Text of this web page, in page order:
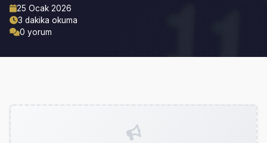
25 Ocak 2026
3 dakika okuma
0 yorum